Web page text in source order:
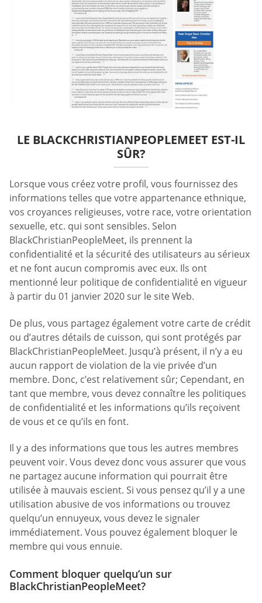
LE BLACKCHRISTIANPEOPLEMEET EST-IL
SÛR?
Lorsque vous créez votre profil, vous fournissez des
informations telles que votre appartenance ethnique,
vos croyances religieuses, votre race, votre orientation
sexuelle, etc. qui sont sensibles. Selon
BlackChristianPeopleMeet, ils prennent la
confidentialité et la sécurité des utilisateurs au sérieux
et ne font aucun compromis avec eux. Ils ont
mentionné leur politique de confidentialité en vigueur
à partir du 01 janvier 2020 sur le site Web.
De plus, vous partagez également votre carte de crédit
ou d’autres détails de cuisson, qui sont protégés par
BlackChristianPeopleMeet. Jusqu’à présent, il n’y a eu
aucun rapport de violation de la vie privée d’un
membre. Donc, c’est relativement sûr; Cependant, en
tant que membre, vous devez connaître les politiques
de confidentialité et les informations qu’ils reçoivent
de vous et ce qu’ils en font.
Il y a des informations que tous les autres membres
peuvent voir. Vous devez donc vous assurer que vous
ne partagez aucune information qui pourrait être
utilisée à mauvais escient. Si vous pensez qu’il y a une
utilisation abusive de vos informations ou trouvez
quelqu’un ennuyeux, vous devez le signaler
immédiatement. Vous pouvez également bloquer le
membre qui vous ennuie.
Comment bloquer quelqu’un sur
BlackChristianPeopleMeet?